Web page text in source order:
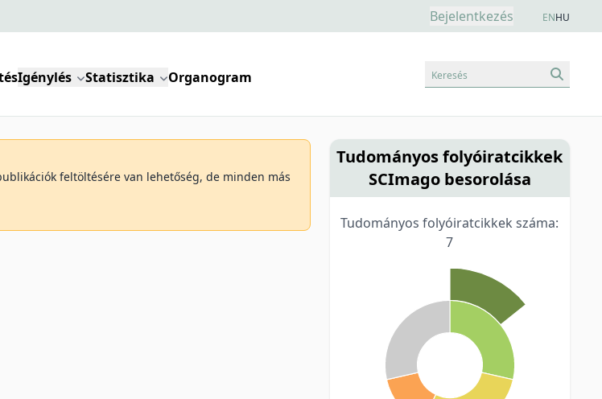
Bejelentkezés ENHU
Igénylés Statisztika Organogram Keresés
feltöltésére van lehetőség, de minden más
Tudományos folyóiratcikkek
SCImago besorolása
Tudományos folyóiratcikkek száma:
7